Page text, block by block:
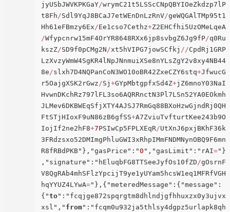
jyUSbJWVKPKGaY/wrymC21t5LSScCNpQBYIOeZkdzp7lP
t8Fh/Sdl9YqJ8BCaJ7etWEnDnLzRnV/geWQGAlTMp95t1
Hh61eFBmzy6Ex/Ee1cso7Cethz+Z2EHCfhi5UzOMeLqeA
/Wfypcnrw15mF4OrYR8648RXx6jp8svbgZ6Jg9fP/q0Ru
kszZ/SD9f0pCMg2N/xt5hVIPG7jowSCfkj //CpdRj1GRP
LzXvzyWmW4SgKR4lNpJNnmuiXSe8nYLsZgY2v8xy4NB44
8e/slxh7D4NQPanCoN3WO10oBR42ZxeCZY6stq+JfwucG
r5OajgXSK2rGwz/Sj +GYpMbtgpfxSd4Z+jZ6mnoY03NaI
HvwnDKchRz797lFL3so6AQRRnctN3Pl7LSn52YA0EOkmh
JLMev6DKBWEqSfjXTY4AJSJ7RmGq88BXoHzwGjndRj0QH
FtSTjHIoxF9uN86zB6gfSS+A7ZviuTvfturtKee243b9O
IojIf2ne2hF8+7PSIwCp5FPLXEqR/UtXnJ6pxjBKhF36k
3FRdzsxo52DMImgPhluGWI3xRhpIMmFNDMNynOBQ9F6mn
R8fRBdPKB"},"gasPrice":"0 ","gasLimit":"rAI="}
,"signature":"hEluqbFG8TTSeeJyfOs10fZD/gOsrnF
V8QgRAb4mhSFlzYpcijT9ye1yUYam5hcsW1eq1MFRfVGH
hqYYUZ4LYwA="},{"meteredMessage":{"message":
{"to":"fcqjge872spqrgtm8dhlndjgfhhuxzx0y3ujvx
xsl"," from":"fcqm0u932ja5thlsy4dgpz5urlapk8qh